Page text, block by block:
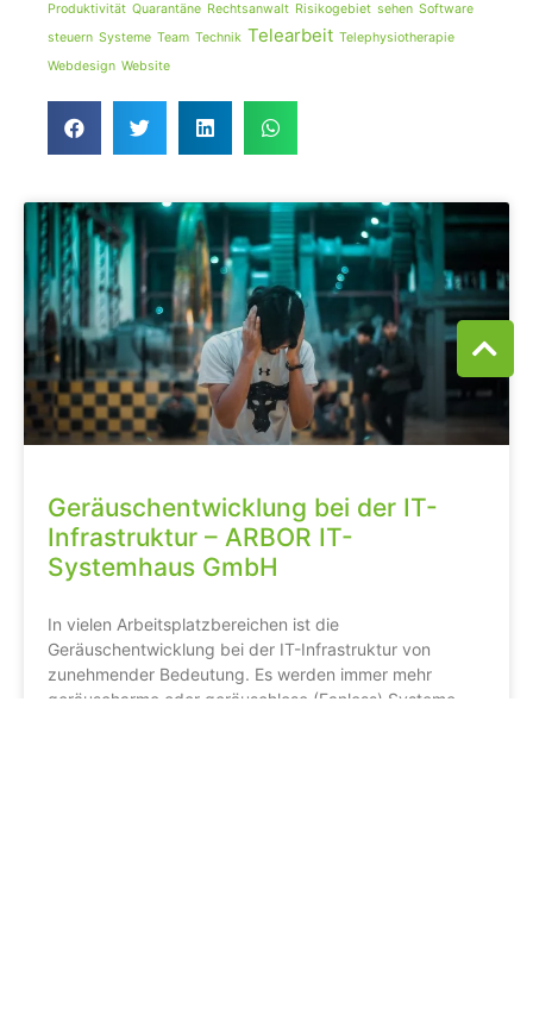
Geräuschentwicklung bei der IT-
Infrastruktur – ARBOR IT-
Systemhaus GmbH
In vielen Arbeitsplatzbereichen ist die
Geräuschentwicklung bei der IT-Infrastruktur von
zunehmender Bedeutung. Es werden immer mehr
geräuscharme oder geräuschlose (Fanless) Systeme
Produktivität Quarantäne Rechtsanwalt Risikogebiet sehen Software
steuern Systeme Team Technik Telearbeit Telephysiotherapie
Webdesign Website